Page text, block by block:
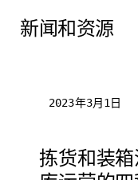
新闻和资源
2023年3月1日
拣货和装